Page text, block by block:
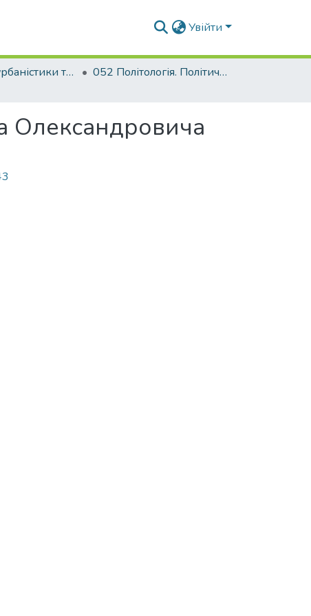
Увійти
Факультет урбаністики та просторового планування
052 Політологія. Політичний менеджмент
Олександровича